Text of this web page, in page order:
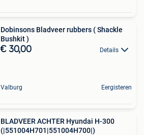
Dobinsons Bladveer rubbers ( Shackle
Bushkit )
€ 30,00 Details
Valburg Eergisteren
BLADVEER ACHTER Hyundai H-300
(|551004H701|551004H700|)